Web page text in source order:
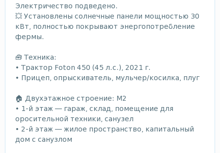
Электричество подведено.
💥 Установлены солнечные панели мощностью 30
кВт, полностью покрывают энергопотребление
фермы.
🧰 Техника:
• Трактор Foton 450 (45 л.с.), 2021 г.
• Прицеп, опрыскиватель, мульчер/косилка, плуг
🏠 Двухэтажное строение: M2
• 1-й этаж — гараж, склад, помещение для
оросительной техники, санузел
• 2-й этаж — жилое пространство, капитальный
дом с санузлом